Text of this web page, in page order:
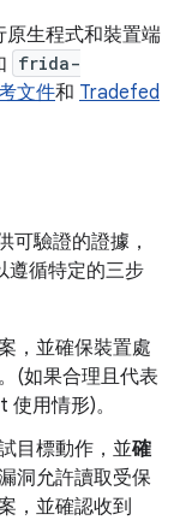
生程式和裝置端
frida-
文件和 Tradefed
可驗證的證據，
遵循特定的三步
，並確保裝置處
(如果合理且代表
用情形)。
目標動作，並確
洞允許讀取受保
，並確認收到